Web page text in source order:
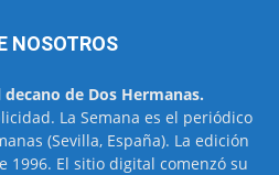
NOSOTROS
de Dos Hermanas.
La Semana es el periódico
(Sevilla, España). La edición
1996. El sitio digital comenzó su